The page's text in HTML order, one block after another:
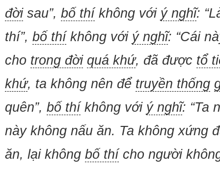
đờisau”, bố thíkhông với ý nghĩ:
thí”, bố thíkhông với ý nghĩ: “Cái
cho trong đời quá khứ, đã được tổ
khứ, ta không nên để truyền thống
quên”, bố thíkhông với ý nghĩ: “Ta
này không nấu ăn. Ta không xứng
ăn, lại không bố thícho người